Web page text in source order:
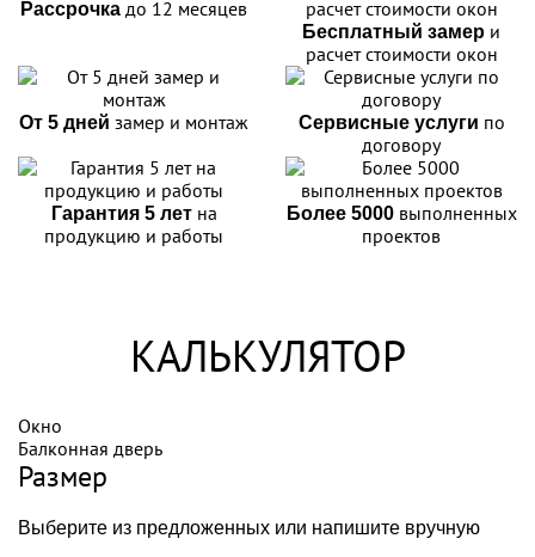
Рассрочка до 12 месяцев
Бесплатный замер и
расчет стоимости окон
От 5 дней замер и монтаж Сервисные услуги по
договору
Гарантия 5 летна
продукцию и работы
Более 5000выполненных
проектов
КАЛЬКУЛЯТОР
Окно
Балконная дверь
Размер
Выберите из предложенных или напишите вручную